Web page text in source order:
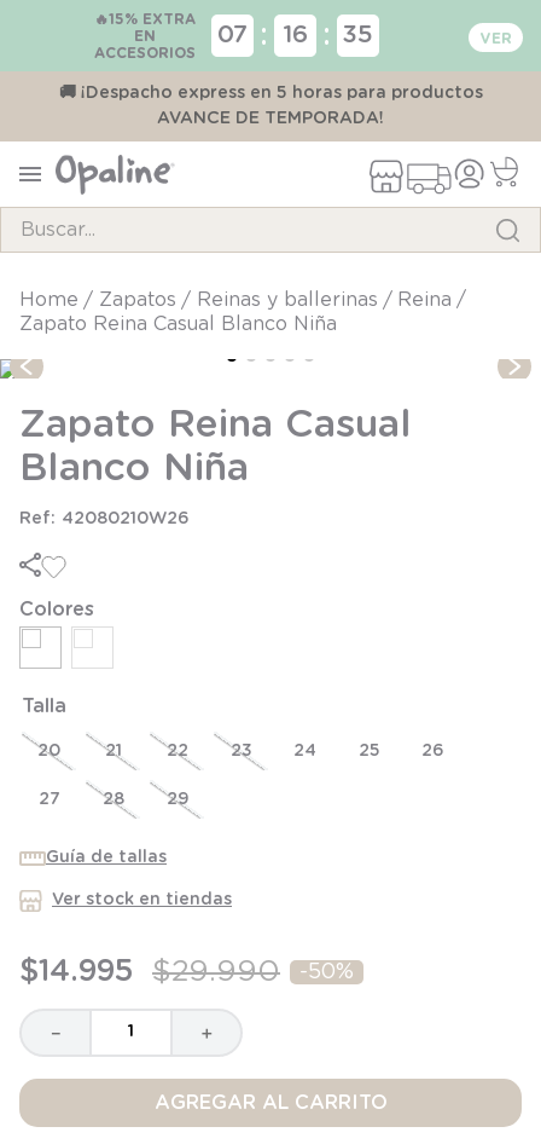
🔥15% EXTRA
EN
ACCESORIOS
07 : 16 : 35
🚚 ¡Despacho express en 5 horas para productos
AVANCE DE TEMPORADA!
zapatos reinas y ballerinas
reina
Zapato Reina Casual Blanco Niña
Zapato Reina Casual
Blanco Niña
42080210W26
Colores
Talla
20 21 22 23 24 25 26
27 28 29
Guía de tallas
Ver stock en tiendas
$14.995 $29.990 -50%
＋
－
AGREGAR AL CARRITO
TÉRMINOS MÁS BUSCADOS
1
3.
zapatillas
4
body
5
panty
8.
saco dormir
10.